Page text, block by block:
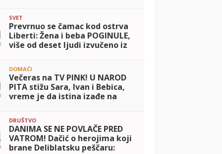
SVET
Prevrnuo se čamac kod ostrva
Liberti: Žena i beba POGINULE,
više od deset ljudi izvučeno iz
DOMAĆI
Večeras na TV PINK! U NAROD
PITA stižu Sara, Ivan i Bebica,
vreme je da istina izađe na
DRUŠTVO
DANIMA SE NE POVLAČE PRED
VATROM! Dačić o herojima koji
brane Deliblatsku peščaru: